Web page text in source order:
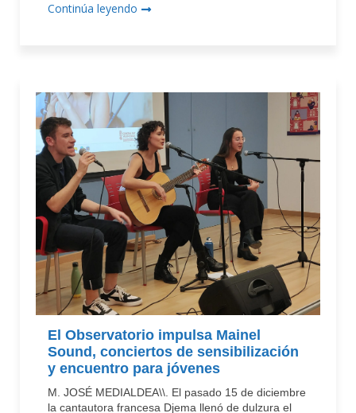
Continúa leyendo
El Observatorio impulsa Mainel
Sound, conciertos de sensibilización
y encuentro para jóvenes
M. JOSÉ MEDIALDEA\\. El pasado 15 de diciembre
la cantautora francesa Djema llenó de dulzura el